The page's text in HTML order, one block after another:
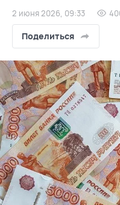
2 июня 2026, 09:33
Поделиться